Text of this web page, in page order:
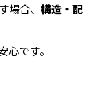
合、 構造・配
です。